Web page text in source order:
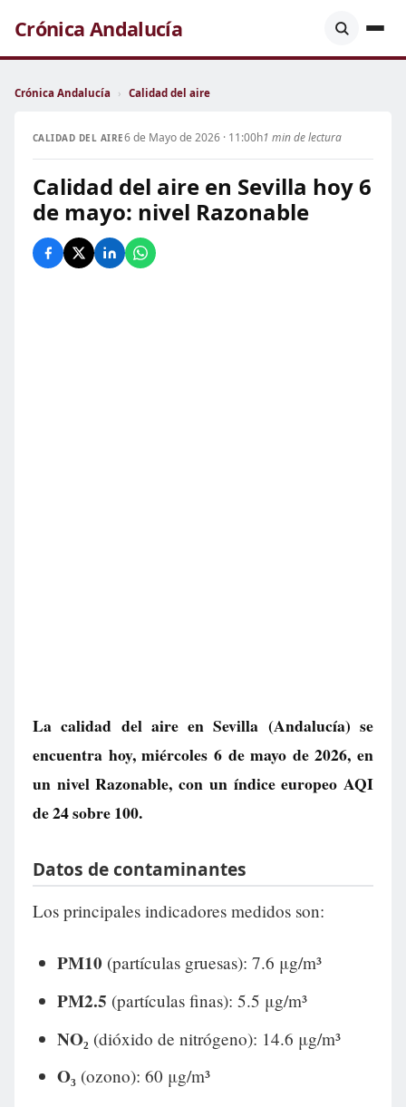
Crónica Andalucía
Crónica Andalucía › Calidad del aire
CALIDAD DEL AIRE6 de Mayo de 2026 · 11:00h1 min de lectura
Calidad del aire en Sevilla hoy 6
de mayo: nivel Razonable
La calidad del aire enSevilla (Andalucía) se
encuentra hoy, miércoles 6 de mayo de 2026, en
un nivelRazonable, con un índice europeo AQI
de24sobre 100.
Datos de contaminantes
Los principales indicadores medidos son:
PM10 (partículas gruesas): 7.6 μg/m³
PM2.5 (partículas finas): 5.5 μg/m³
NO₂ (dióxido de nitrógeno): 14.6 μg/m³
O₃ (ozono): 60 μg/m³